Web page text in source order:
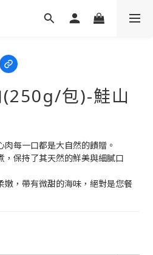
包)-鮭山
每一口都是大自然的饋贈。
，保持了其天然的鮮美與細膩口
嫩，帶有微甜的海味，絕對是您餐